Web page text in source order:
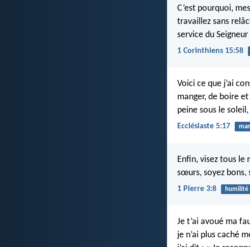
C’est pourquoi,
travaillez sans
service du
1 Corinthiens 15:58
Voici ce que j’ai
manger, de boire
peine sous le
Ecclésiaste 5:17
Enfin, visez tous le
sœurs, soyez bons,
1 Pierre 3:8 humilité
Je t’ai avoué ma
je n’ai plus caché